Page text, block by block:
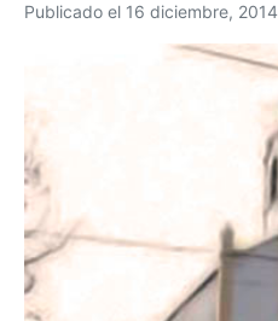
Publicado el 16 diciembre, 2014